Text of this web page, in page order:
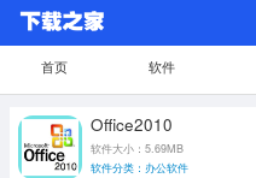
首页 软件
Office2010
软件大小：5.69MB
软件分类：办公软件